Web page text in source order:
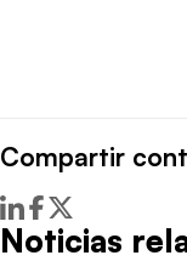
Compartir
Noticias